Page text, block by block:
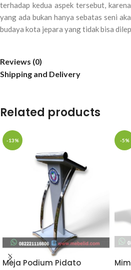
terhadap kedua aspek tersebut,
yang ada bukan hanya sebatas seni
budaya kota jepara yang tidak bisa
Reviews (0)
Shipping and Delivery
Related products
-13%
Meja Podium Pidato
-5%